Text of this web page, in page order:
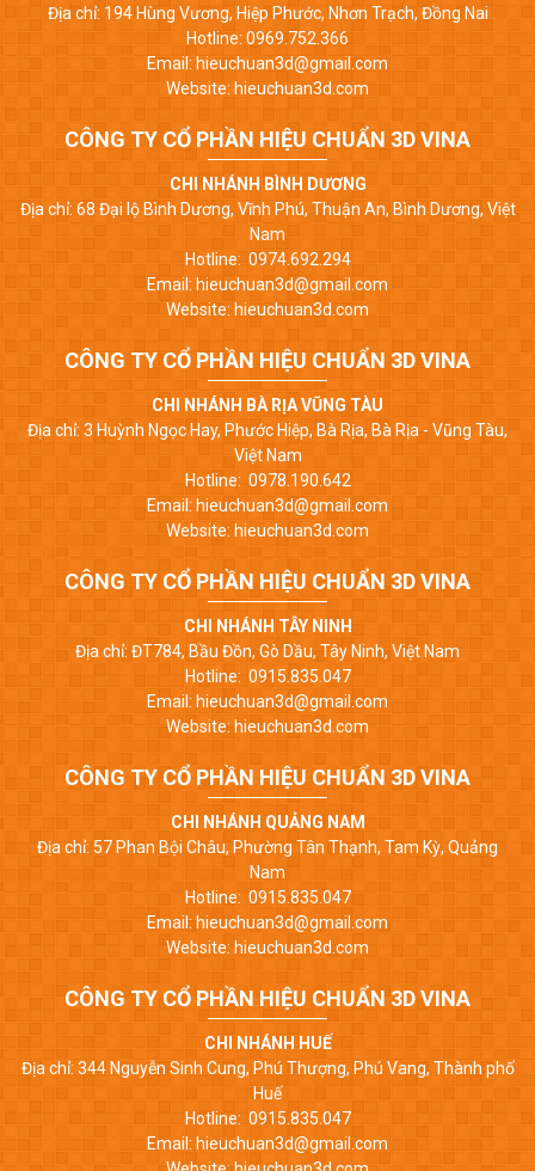
Địa chỉ: 194 Hùng Vương, Hiệp Phước, Nhơn Trạch, Đồng Nai
Hotline: 0969.752.366
Email: hieuchuan3d@gmail.com
Website: hieuchuan3d.com
CÔNG TY CỔ PHẦN HIỆU CHUẨN 3D VINA
CHI NHÁNH BÌNH DƯƠNG
Địa chỉ: 68 Đại lộ Bình Dương, Vĩnh Phú, Thuận An, Bình Dương, Việt
Nam
Hotline: 0974.692.294
Email: hieuchuan3d@gmail.com
Website: hieuchuan3d.com
CÔNG TY CỔ PHẦN HIỆU CHUẨN 3D VINA
CHI NHÁNH BÀ RỊA VŨNG TÀU
Địa chỉ: 3 Huỳnh Ngọc Hay, Phước Hiệp, Bà Rịa, Bà Rịa - Vũng Tàu,
Việt Nam
Hotline: 0978.190.642
Email: hieuchuan3d@gmail.com
Website: hieuchuan3d.com
CÔNG TY CỔ PHẦN HIỆU CHUẨN 3D VINA
CHI NHÁNH TÂY NINH
Địa chỉ: ĐT784, Bầu Đồn, Gò Dầu, Tây Ninh, Việt Nam
Hotline: 0915.835.047
Email: hieuchuan3d@gmail.com
Website: hieuchuan3d.com
CÔNG TY CỔ PHẦN HIỆU CHUẨN 3D VINA
CHI NHÁNH QUẢNG NAM
Địa chỉ: 57 Phan Bội Châu, Phường Tân Thạnh, Tam Kỳ, Quảng
Nam
Hotline: 0915.835.047
Email: hieuchuan3d@gmail.com
Website: hieuchuan3d.com
CÔNG TY CỔ PHẦN HIỆU CHUẨN 3D VINA
CHI NHÁNH HUẾ
Địa chỉ: 344 Nguyễn Sinh Cung, Phú Thượng, Phú Vang, Thành phố
Huế
Hotline: 0915.835.047
Email: hieuchuan3d@gmail.com